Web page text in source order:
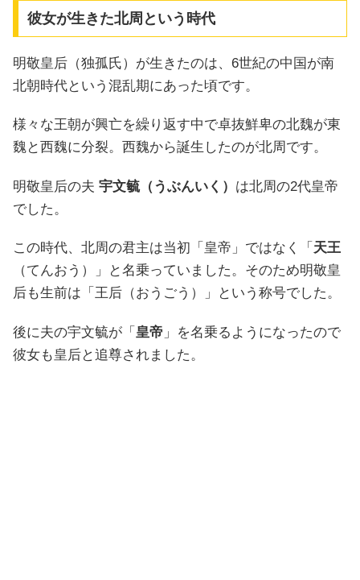
彼女が生きた北周という時代
明敬皇后（独孤氏）が生きたのは、6世紀の中国が南
北朝時代という混乱期にあった頃です。
様々な王朝が興亡を繰り返す中で卓抜鮮卑の北魏が東
魏と西魏に分裂。西魏から誕生したのが北周です。
明敬皇后の夫 宇文毓（うぶんいく） は北周の2代皇帝
でした。
この時代、北周の君主は当初「皇帝」ではなく「 天王
（てんおう）」と名乗っていました。そのため明敬皇
后も生前は「王后（おうごう）」という称号でした。
後に夫の宇文毓が「 皇帝 」を名乗るようになったので
彼女も皇后と追尊されました。